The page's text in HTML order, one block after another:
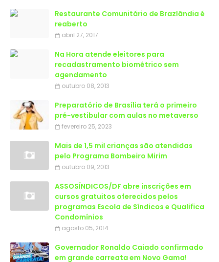
Restaurante Comunitário de Brazlândia é
reaberto
abril 27, 2017
Na Hora atende eleitores para
recadastramento biométrico sem
agendamento
outubro 08, 2013
Preparatório de Brasília terá o primeiro
pré-vestibular com aulas no metaverso
fevereiro 25, 2023
Mais de 1,5 mil crianças são atendidas
outubro 09, 2013
ASSOSÍNDICOS/DF abre inscrições em
cursos gratuitos oferecidos pelos
programas Escola de Síndicos e Qualifica
Condomínios
agosto 05, 2014
Governador Ronaldo Caiado confirmado
em grande carreata em Novo Gama!